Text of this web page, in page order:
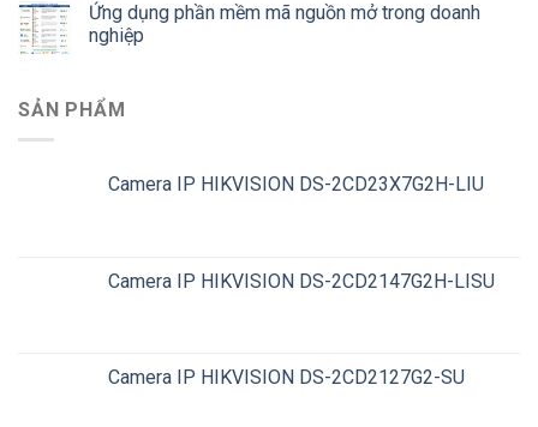
Ứng dụng phần mềm mã nguồn mở trong doanh
nghiệp
SẢN PHẨM
Camera IP HIKVISION DS-2CD23X7G2H-LIU
Camera IP HIKVISION DS-2CD2147G2H-LISU
Camera IP HIKVISION DS-2CD2127G2-SU